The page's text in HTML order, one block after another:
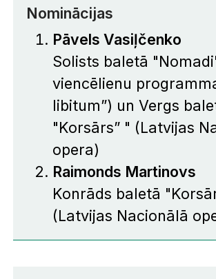
Nominācijas
Pāvels Vasiļčenko
Solists baletā
viencēlienu
libitum”) un Vergs
"Korsārs” " (Latvijas
opera)
Raimonds Martinovs
Konrāds baletā
(Latvijas Nacionālā